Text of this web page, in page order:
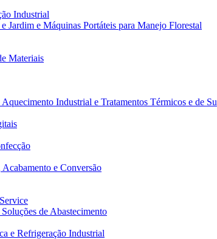
Industrial
Jardim e Máquinas Portáteis para Manejo Florestal
Materiais
Industrial e Tratamentos Térmicos e de
e Conversão
de Abastecimento
e Refrigeração Industrial